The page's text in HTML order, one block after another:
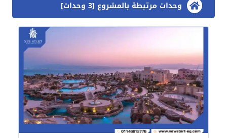
وحدات مرتبطة بالمشروع [3 وحدات]